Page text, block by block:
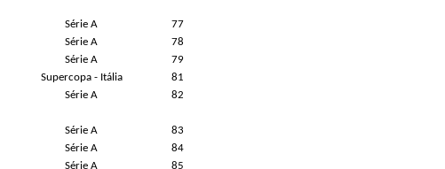
Série A
Série A
Série A
Supercopa - Itália
Série A
Série A
Série A
Série A
77
78
79
81
82
83
84
85